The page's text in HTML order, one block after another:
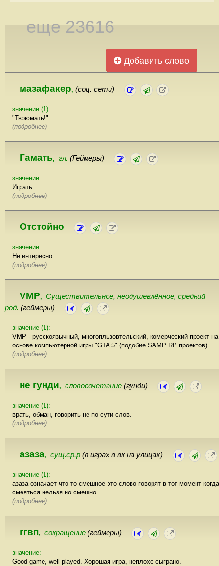
еще 23616
Добавить слово
мазафакер, (соц. сети)
значение (1):
"Твоюмать!".
(подробнее)
Гамать, гл. (Геймеры)
значение:
Играть.
(подробнее)
Отстойно
значение:
Не интересно.
(подробнее)
VMP, Существительное, неодушевлённое, cредний
род. (геймеры)
значение (1):
VMP - русскоязычный, многопльзовтельский, комерческий проект на
основе компьютерной игры "GTA 5" (подобие SAMP RP проектов).
(подробнее)
не гунди, словосочетание (гунди)
значение (1):
врать, обман, говорить не по сути слов.
(подробнее)
азаза, сущ.ср.р (в играх в вк на улицах)
значение (1):
азаза означает что то смешное это слово говорят в тот момент когда
смеяться нельзя но смешно.
(подробнее)
ггвп, сокращение (геймеры)
значение:
Good game, well played. Хорошая игра, неплохо сыграно.